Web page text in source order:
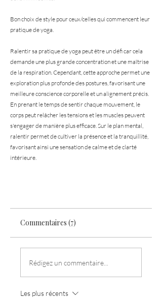
Bon choix de style pour ceux/celles qui commencent leur
pratique de yoga.
Ralentir sa pratique de yoga peut être un défi car cela
demande une plus grande concentration et une maîtrise
de la respiration. Cependant, cette approche permet une
exploration plus profonde des postures, favorisant une
meilleure conscience corporelle et un alignement précis.
En prenant le temps de sentir chaque mouvement, le
corps peut relâcher les tensions et les muscles peuvent
s'engager de manière plus efficace. Sur le plan mental,
ralentir permet de cultiver la présence et la tranquillité,
favorisant ainsi une sensation de calme et de clarté
intérieure.
Commentaires (7)
Rédigez un commentaire...
Les plus récents